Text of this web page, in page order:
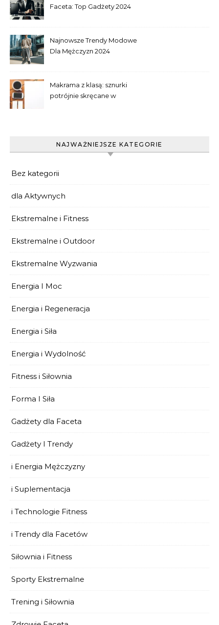
Faceta: Top Gadżety 2024
Najnowsze Trendy Modowe
Dla Mężczyzn 2024
Makrama z klasą: sznurki
potrójnie skręcane w
NAJWAŻNIEJSZE KATEGORIE
Bez kategorii
dla Aktywnych
Ekstremalne i Fitness
Ekstremalne i Outdoor
Ekstremalne Wyzwania
Energia I Moc
Energia i Regeneracja
Energia i Siła
Energia i Wydolność
Fitness i Siłownia
Forma I Siła
Gadżety dla Faceta
Gadżety I Trendy
i Energia Mężczyzny
i Suplementacja
i Technologie Fitness
i Trendy dla Facetów
Siłownia i Fitness
Sporty Ekstremalne
Trening i Siłownia